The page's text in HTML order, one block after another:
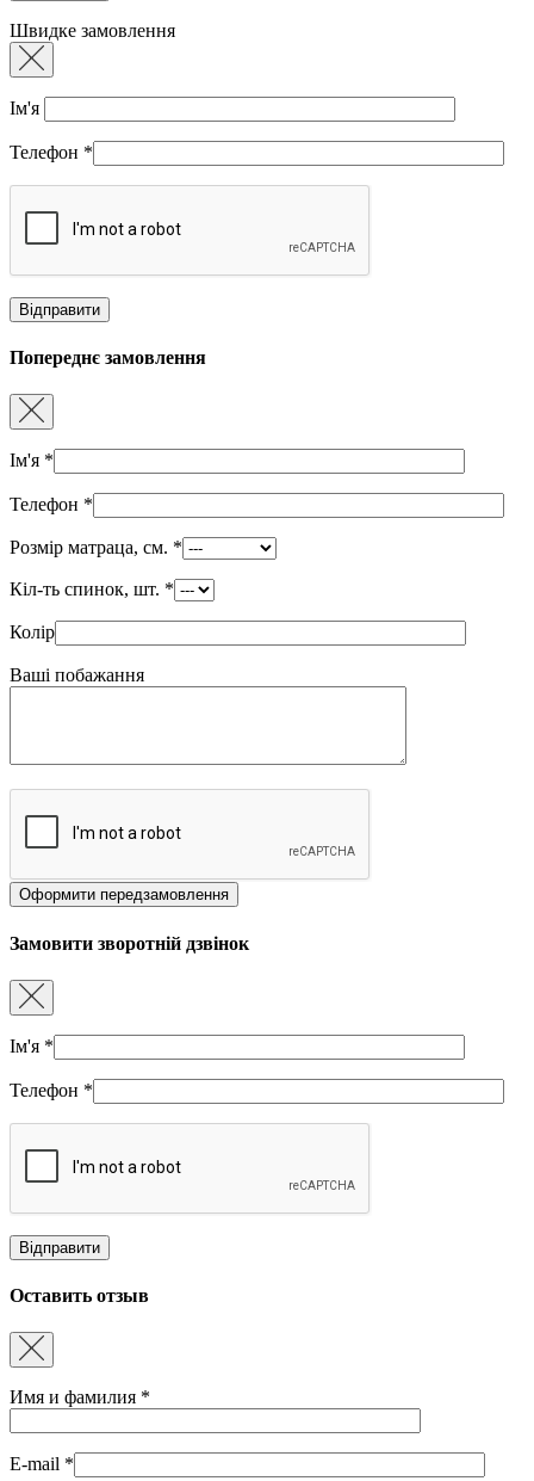
Швидке замовлення
Ім'я
Телефон *
Попереднє замовлення
Ім'я *
Телефон *
Розмір матраца, см. *
Кіл-ть спинок, шт. *
Колір
Ваші побажання
Замовити зворотній дзвінок
Ім'я *
Телефон *
Оставить отзыв
Имя и фамилия *
E-mail *